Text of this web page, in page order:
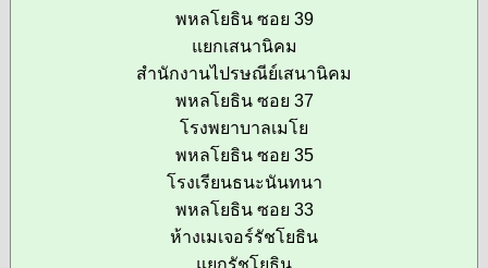
พหลโยธิน ซอย 39
แยกเสนานิคม
สำนักงานไปรษณีย์เสนานิคม
พหลโยธิน ซอย 37
โรงพยาบาลเมโย
พหลโยธิน ซอย 35
โรงเรียนธนะนันทนา
พหลโยธิน ซอย 33
ห้างเมเจอร์รัชโยธิน
แยกรัชโยธิน